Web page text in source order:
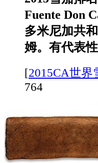
Fuente Don
多米尼加共
姆。有代表
[2015CA世界
764